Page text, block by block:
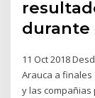
durante
11 Oct 2018
Arauca a
y las